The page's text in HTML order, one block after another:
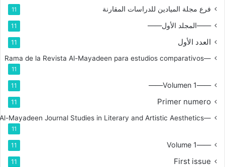
فرع مجلة الميادين للدراسات المقارنة 11
——المجلد الأول—— 11
العدد الأول 11
—Rama de la Revista Al-Mayadeen para estudios comparativos
11
——Volumen 1——
11
Primer numero
11
—Branch for Al-Mayadeen Journal Studies in Literary and Artistic Aesthetics
11
——Volume 1
11
First issue
11